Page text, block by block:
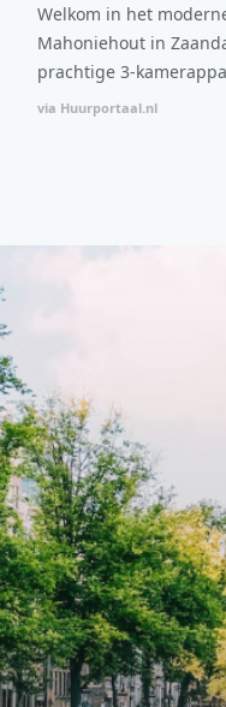
Welkom in het
Mahoniehout in
prachtige 3-
de 6e verdieping biedt
van €107,50 per
woonkamer met open
samen goed voor 44 m²
leefruimte. De lichte
biedt genoeg ruimte
gezellige zithoek én
eethoek. De keuken is
gemakken voorzien,
bereiden van heerlijke
Vanuit de woonkamer
balkon op, waar je
via Huurportaal.nl